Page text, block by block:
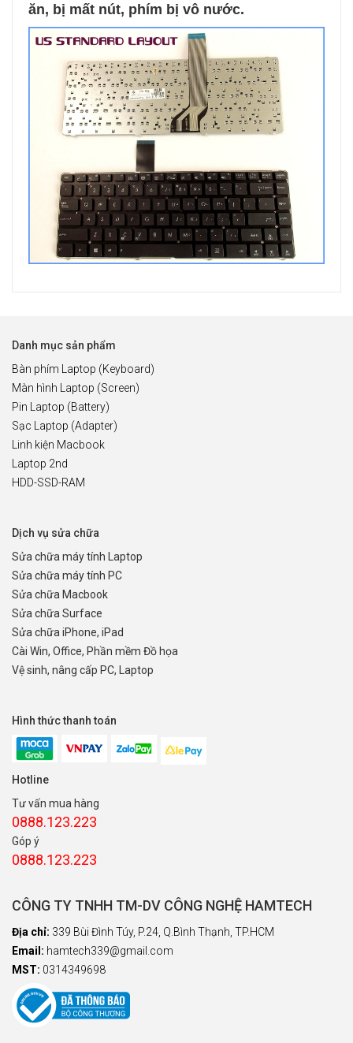
ăn, bị mất nút, phím bị vô nước.
Danh mục sản phẩm
Bàn phím Laptop (Keyboard)
Màn hình Laptop (Screen)
Pin Laptop (Battery)
Sạc Laptop (Adapter)
Linh kiện Macbook
Laptop 2nd
HDD-SSD-RAM
Dịch vụ sửa chữa
Sửa chữa máy tính Laptop
Sửa chữa máy tính PC
Sửa chữa Macbook
Sửa chữa Surface
Sửa chữa iPhone, iPad
Cài Win, Office, Phần mềm Đồ họa
Vệ sinh, nâng cấp PC, Laptop
Hình thức thanh toán
Hotline
Tư vấn mua hàng
0888.123.223
Góp ý
0888.123.223
CÔNG TY TNHH TM-DV CÔNG NGHỆ HAMTECH
Địa chỉ: 339 Bùi Đình Túy, P.24, Q.Bình Thạnh, TP.HCM
Email: hamtech339@gmail.com
MST: 0314349698